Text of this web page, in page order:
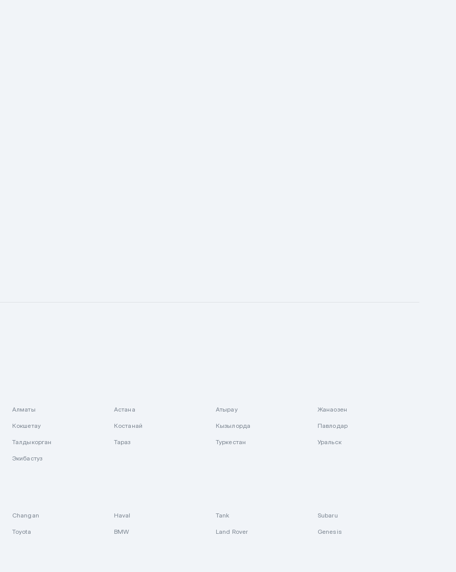
Алматы Астана Атырау Жанаозен
Кокшетау Костанай Кызылорда Павлодар
Талдыкорган Тараз Туркестан Уральск
Экибастуз
Changan Haval Tank Subaru
Toyota BMW Land Rover Genesis